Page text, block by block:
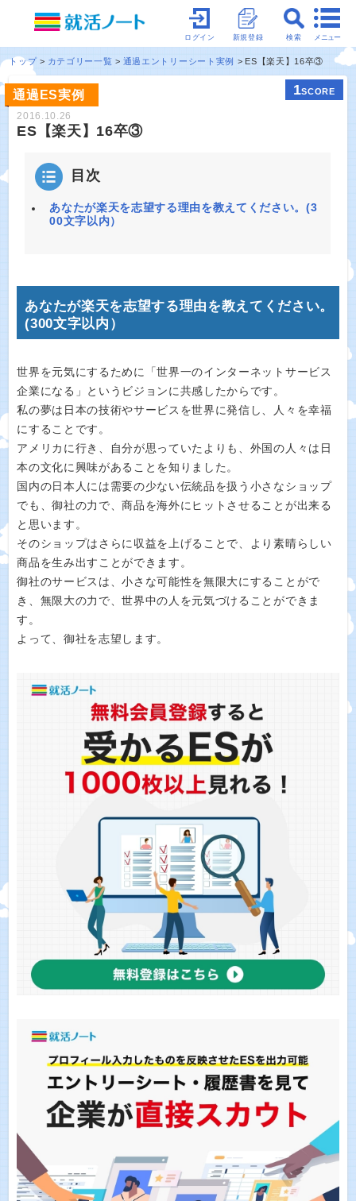
メニュー
検索
新規登録
ログイン
トップ カテゴリー一覧 通過エントリーシート実例 ES【楽天】16卒③
通過ES実例 1SCORE
2016.10.26
ES【楽天】16卒③
目次
あなたが楽天を志望する理由を教えてください。(3
00文字以内）
あなたが楽天を志望する理由を教えてください。
(300文字以内）
世界を元気にするために「世界一のインターネットサービス
企業になる」というビジョンに共感したからです。
私の夢は日本の技術やサービスを世界に発信し、人々を幸福
にすることです。
アメリカに行き、自分が思っていたよりも、外国の人々は日
本の文化に興味があることを知りました。
国内の日本人には需要の少ない伝統品を扱う小さなショップ
でも、御社の力で、商品を海外にヒットさせることが出来る
と思います。
そのショップはさらに収益を上げることで、より素晴らしい
商品を生み出すことができます。
御社のサービスは、小さな可能性を無限大にすることがで
き、無限大の力で、世界中の人を元気づけることができま
す。
よって、御社を志望します。